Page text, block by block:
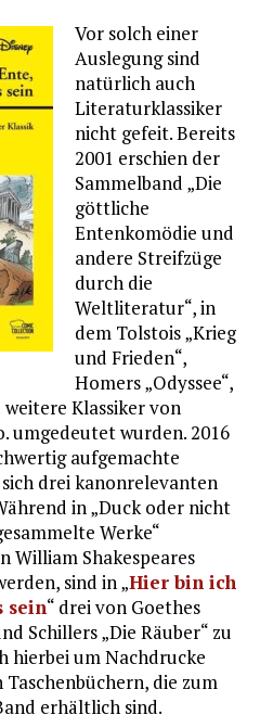
Vor solch einer
Auslegung sind
natürlich auch
Literaturklassiker
nicht gefeit. Bereits
2001 erschien der
Sammelband „Die
göttliche
Entenkomödie und
andere Streifzüge
durch die
Weltliteratur“, in
dem Tolstois „Krieg
und Frieden“,
Homers „Odyssee“,
Klassiker von
umgedeutet wurden. 2016
aufgemachte
drei kanonrelevanten
in „Duck oder nicht
Werke“
William Shakespeares
sind in „Hier bin ich
sein“ drei von Goethes
Schillers „Die Räuber“ zu
hierbei um Nachdrucke
die zum
erhältlich sind.